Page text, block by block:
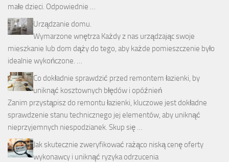
małe dzieci. Odpowiednie …
Urządzanie domu.
Wymarzone wnętrza Każdy z nas urządzając swoje
mieszkanie lub dom dąży do tego, aby każde pomieszczenie było
idealnie wykończone. …
Co dokładnie sprawdzić przed remontem łazienki, by
uniknąć kosztownych błędów i opóźnień
Zanim przystąpisz do remontu łazienki, kluczowe jest dokładne
sprawdzenie stanu technicznego jej elementów, aby uniknąć
nieprzyjemnych niespodzianek. Skup się …
Jak skutecznie zweryfikować rażąco niską cenę oferty
wykonawcy i uniknąć ryzyka odrzucenia